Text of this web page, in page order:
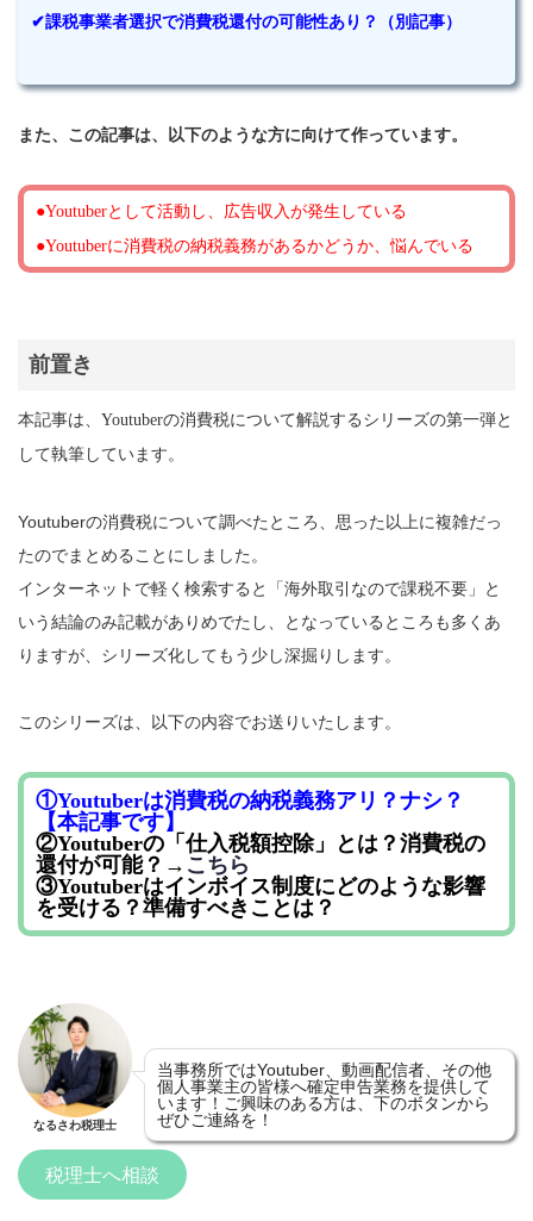
✔課税事業者選択で消費税還付の可能性あり？（別記事）
また、この記事は、以下のような方に向けて作っています。
●Youtuberとして活動し、広告収入が発生している
●Youtuberに消費税の納税義務があるかどうか、悩んでいる
前置き
本記事は、Youtuberの消費税について解説するシリーズの第一弾と
して執筆しています。
Youtuberの消費税について調べたところ、思った以上に複雑だっ
たのでまとめることにしました。
インターネットで軽く検索すると「海外取引なので課税不要」と
いう結論のみ記載がありめでたし、となっているところも多くあ
りますが、シリーズ化してもう少し深掘りします。
このシリーズは、以下の内容でお送りいたします。
①Youtuberは消費税の納税義務アリ？ナシ？
【本記事です】
②Youtuberの「仕入税額控除」とは？消費税の
還付が可能？→ こちら
③Youtuberはインボイス制度にどのような影響
を受ける？準備すべきことは？
なるさわ税理士
当事務所ではYoutuber、動画配信者、その他
個人事業主の皆様へ確定申告業務を提供して
います！ご興味のある方は、下のボタンから
ぜひご連絡を！
税理士へ相談